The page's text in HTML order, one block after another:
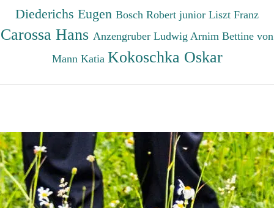
Diederichs Eugen Bosch Robert junior Liszt Franz
Carossa Hans Anzengruber Ludwig Arnim Bettine von
Mann Katia Kokoschka Oskar